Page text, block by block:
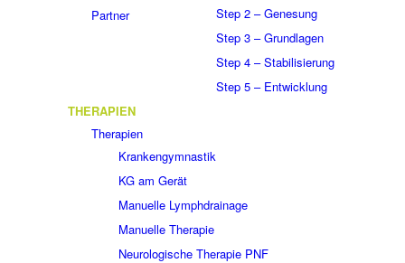
Partner
Step 2 – Genesung
Step 3 – Grundlagen
Step 4 – Stabilisierung
Step 5 – Entwicklung
THERAPIEN
Therapien
Krankengymnastik
KG am Gerät
Manuelle Lymphdrainage
Manuelle Therapie
Neurologische Therapie PNF